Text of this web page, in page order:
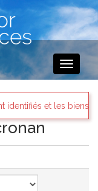
Toggle
biens loués existent